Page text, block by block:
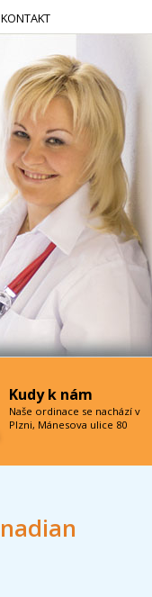
KONTAKT
Kudy k nám
Naše ordinace se nachází v
Plzni, Mánesova ulice 80